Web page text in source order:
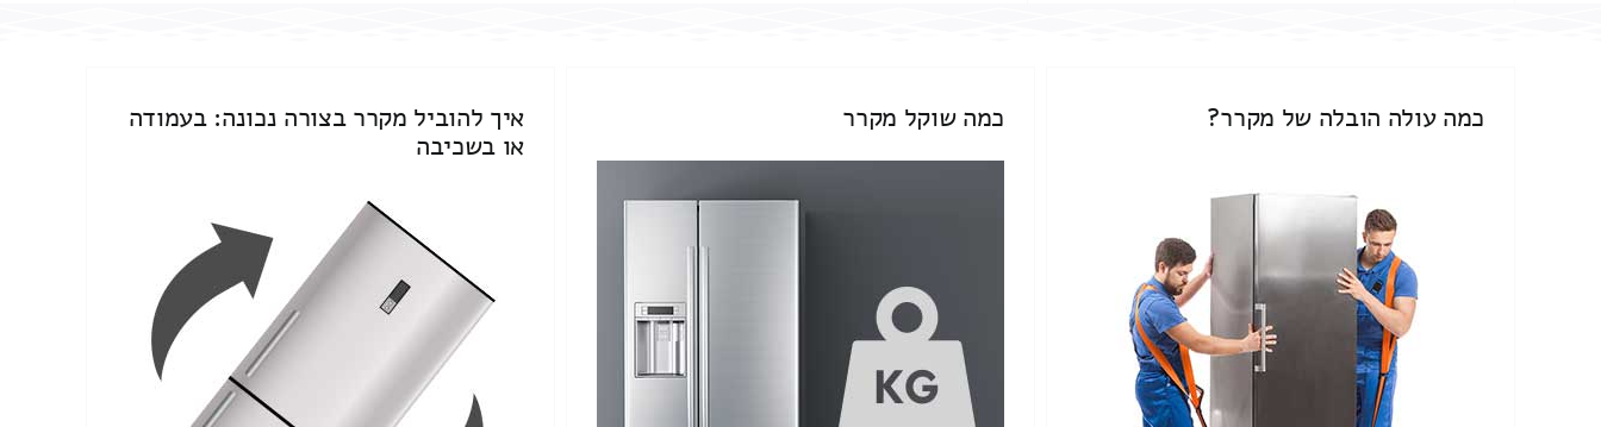
כמה עולה הובלה של מקרר? כמה שוקל מקרר
איך להוביל מקרר בצורה נכונה: בעמודה
או בשכיבה